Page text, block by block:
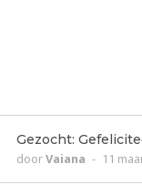
Gezocht:
doorVaiana - 11